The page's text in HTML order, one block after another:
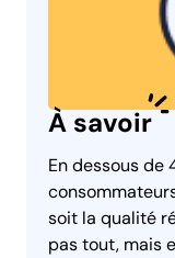
À savoir
En dessous de
soit la qualité
pas tout, mais